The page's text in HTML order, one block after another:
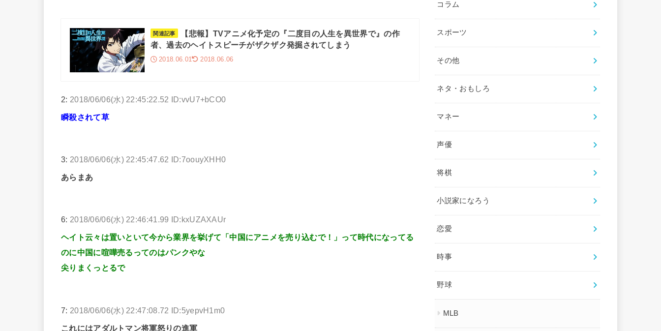
関連記事
【悲報】TVアニメ化予定の『二度目の人生を異世界で』の作
者、過去のヘイトスピーチがザクザク発掘されてしまう
2018.06.01 2018.06.06
2: 2018/06/06(水) 22:45:22.52 ID:vvU7+bCO0
瞬殺されて草
3: 2018/06/06(水) 22:45:47.62 ID:7oouyXHH0
あらまあ
6: 2018/06/06(水) 22:46:41.99 ID:kxUZAXAUr
ヘイト云々は置いといて今から業界を挙げて「中国にアニメを売り込むで！」って時代になってる
のに中国に喧嘩売るってのはパンクやな
尖りまくっとるで
7: 2018/06/06(水) 22:47:08.72 ID:5yepvH1m0
これにはアダルトマン将軍怒りの進軍
コラム
スポーツ
その他
ネタ・おもしろ
マネー
声優
将棋
小説家になろう
恋愛
時事
野球
MLB